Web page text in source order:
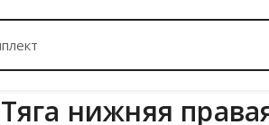
Тяга нижняя